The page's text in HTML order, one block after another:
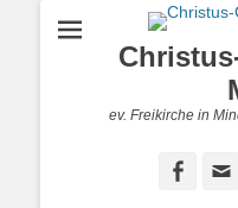
ev. Freikirche in